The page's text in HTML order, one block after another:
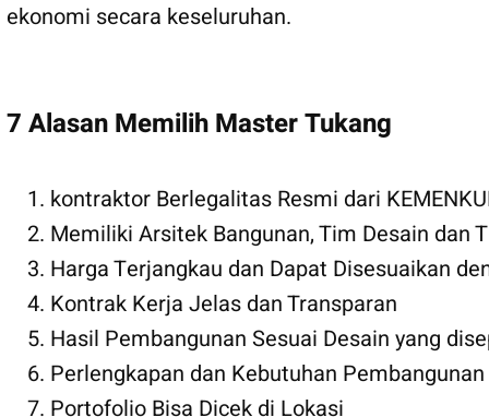
ekonomi secara keseluruhan.
7 Alasan Memilih Master Tukang
kontraktor Berlegalitas Resmi dari
Memiliki Arsitek Bangunan, Tim Desain dan
Harga Terjangkau dan Dapat Disesuaikan
Kontrak Kerja Jelas dan Transparan
Hasil Pembangunan Sesuai Desain yang
Perlengkapan dan Kebutuhan
Portofolio Bisa Dicek di Lokasi